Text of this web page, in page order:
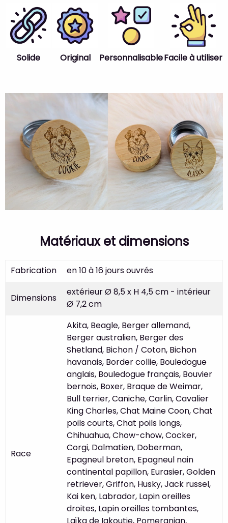
Solide Original PersonnalisableFacile à utiliser
Matériaux et dimensions
Fabrication en 10 à 16 jours ouvrés
Dimensions
extérieur Ø 8,5 x H 4,5 cm - intérieur
Ø 7,2 cm
Race
Akita, Beagle, Berger allemand,
Berger australien, Berger des
Shetland, Bichon / Coton, Bichon
havanais, Border collie, Bouledogue
anglais, Bouledogue français, Bouvier
bernois, Boxer, Braque de Weimar,
Bull terrier, Caniche, Carlin, Cavalier
King Charles, Chat Maine Coon, Chat
poils courts, Chat poils longs,
Chihuahua, Chow-chow, Cocker,
Corgi, Dalmatien, Doberman,
Epagneul breton, Epagneul nain
continental papillon, Eurasier, Golden
retriever, Griffon, Husky, Jack russel,
Kai ken, Labrador, Lapin oreilles
droites, Lapin oreilles tombantes,
Laïka de Iakoutie, Pomeranian,